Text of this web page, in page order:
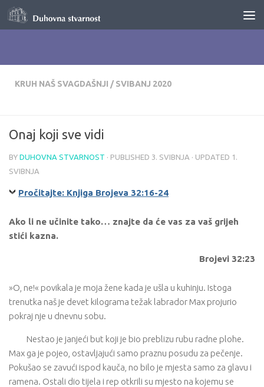
Skip to content
KRUH NAŠ SVAGDAŠNJI / SVIBANJ 2020
Onaj koji sve vidi
BY DUHOVNA STVARNOST · PUBLISHED 3. SVIBNJA · UPDATED 1.
SVIBNJA
Pročitajte: Knjiga Brojeva 32:16-24
Ako li ne učinite tako… znajte da će vas za vaš grijeh
stići kazna.
Brojevi 32:23
»O, ne!« povikala je moja žene kada je ušla u kuhinju. Istoga
trenutka naš je devet kilograma težak labrador Max projurio
pokraj nje u dnevnu sobu.
Nestao je janjeći but koji je bio preblizu rubu radne plohe.
Max ga je pojeo, ostavljajući samo praznu posudu za pečenje.
Pokušao se zavući ispod kauča, no bilo je mjesta samo za glavu i
ramena. Ostali dio tijela i rep otkrili su mjesto na kojemu se